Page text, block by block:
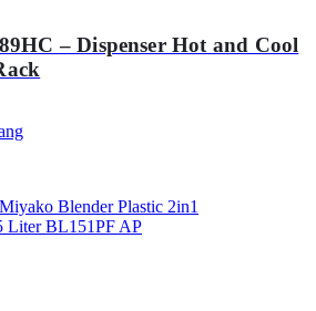
– Dispenser Hot and Cool